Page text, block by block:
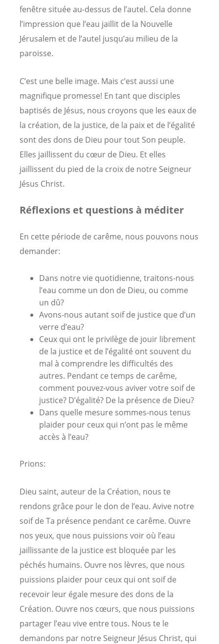
fenêtre située au-dessus de l’autel. Cela donne
l’impression que l’eau jaillit de la Nouvelle
Jérusalem et de l’autel jusqu’au milieu de la
paroisse.
C’est une belle image. Mais c’est aussi une
magnifique promesse! En tant que disciples
baptisés de Jésus, nous croyons que les eaux de
la création, de la justice, de la paix et de l’égalité
sont des dons de Dieu pour tout Son peuple.
Elles jaillissent du cœur de Dieu. Et elles
jaillissent du pied de la croix de notre Seigneur
Jésus Christ.
Réflexions et questions à méditer
En cette période de carême, nous pouvons nous
demander:
Dans notre vie quotidienne, traitons-nous
l’eau comme un don de Dieu, ou comme
un dû?
Avons-nous autant soif de justice que d’un
verre d’eau?
Ceux qui ont le privilège de jouir librement
de la justice et de l’égalité ont souvent du
mal à comprendre les difficultés des
autres. Pendant ce temps de carême,
comment pouvez-vous aviver votre soif de
justice? D’égalité? De la présence de Dieu?
Dans quelle mesure sommes-nous tenus
plaider pour ceux qui n’ont pas le même
accès à l’eau?
Prions:
Dieu saint, auteur de la Création, nous te
rendons grâce pour le don de l’eau. Avive notre
soif de Ta présence pendant ce carême. Ouvre
nos yeux, que nous puissions voir où l’eau
jaillissante de la justice est bloquée par les
péchés humains. Ouvre nos lèvres, que nous
puissions plaider pour ceux qui ont soif de
recevoir leur égale mesure des dons de la
Création. Ouvre nos cœurs, que nous puissions
partager l’eau vive entre tous. Nous te le
demandons par notre Seigneur Jésus Christ, qui